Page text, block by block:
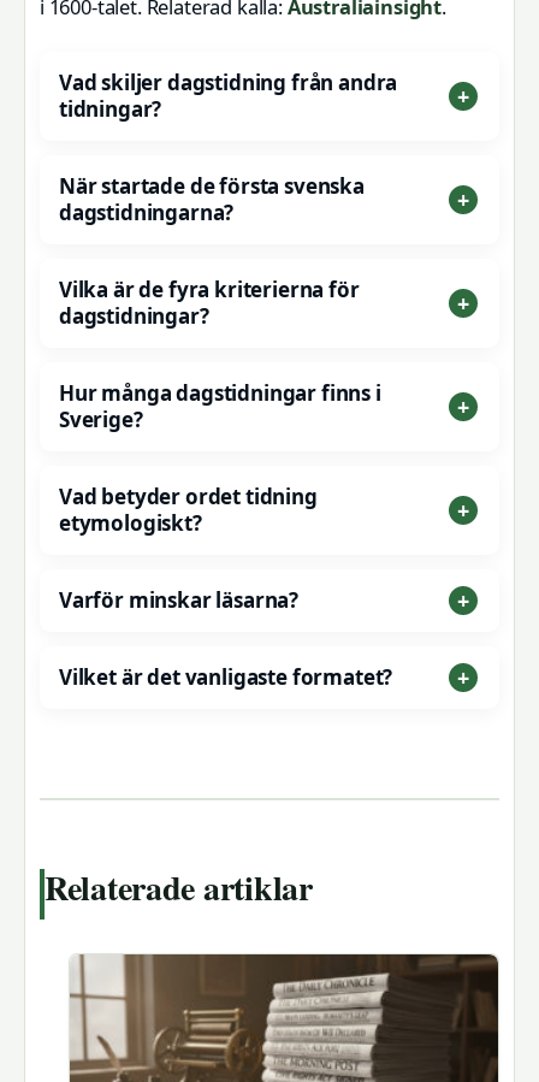
i 1600-talet. Relaterad kalla:Australiainsight.
Vad skiljer dagstidning från andra
tidningar?
När startade de första svenska
dagstidningarna?
Vilka är de fyra kriterierna för
dagstidningar?
Hur många dagstidningar finns i
Sverige?
Vad betyder ordet tidning
etymologiskt?
Varför minskar läsarna?
Vilket är det vanligaste formatet?
Relaterade artiklar